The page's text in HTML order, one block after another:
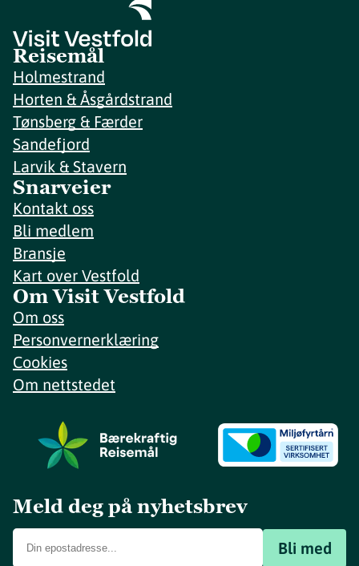
Reisemål
Holmestrand
Horten & Åsgårdstrand
Tønsberg & Færder
Sandefjord
Larvik & Stavern
Snarveier
Kontakt oss
Bli medlem
Bransje
Kart over Vestfold
Om Visit Vestfold
Om oss
Personvernerklæring
Cookies
Om nettstedet
Meld deg på nyhetsbrev
Bli med